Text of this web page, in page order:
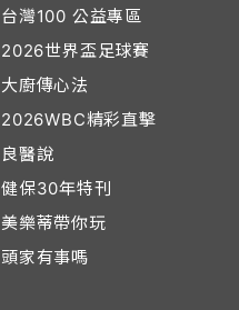
台灣100 公益專區
2026世界盃足球賽
大廚傳心法
2026WBC精彩直擊
良醫說
健保30年特刊
美樂蒂帶你玩
頭家有事嗎